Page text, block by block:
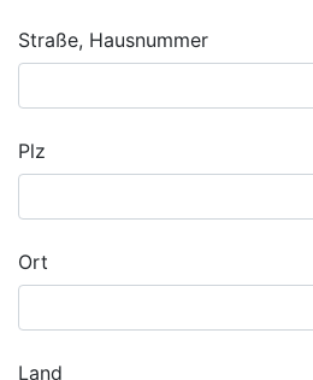
Straße, Hausnummer
Plz
Ort
Land